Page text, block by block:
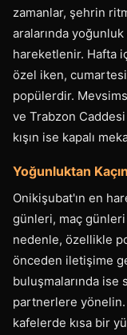
zamanlar, şehrin
aralarında yoğunluk
hareketlenir. Hafta
özel iken,
popülerdir.
ve Trabzon
kışın ise kapalı
Yoğunluktan
Onikişubat'ın en
günleri, maç günleri
nedenle, özellikle
önceden iletişime
buluşmalarında
partnerlere yönelin.
kafelerde kısa bir